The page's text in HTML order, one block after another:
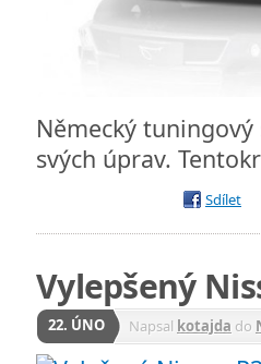
Německý
svých úprav.
Sdílet
Vylepšený
22. ÚNO Napsal kotajda do